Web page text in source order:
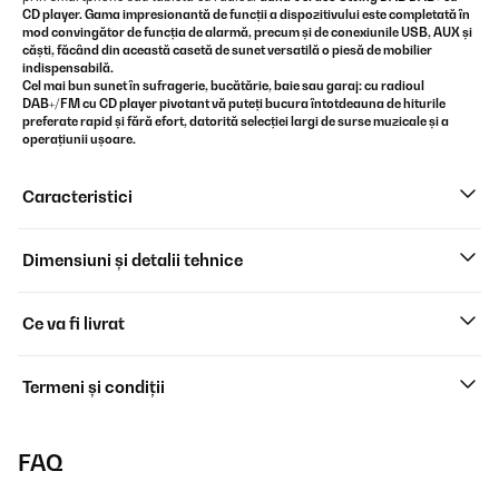
CD player. Gama impresionantă de funcții a dispozitivului este completată în
mod convingător de funcția de alarmă, precum și de conexiunile USB, AUX și
căști, făcând din această casetă de sunet versatilă o piesă de mobilier
indispensabilă.
Cel mai bun sunet în sufragerie, bucătărie, baie sau garaj: cu radioul
DAB+/FM cu CD player pivotantvă puteți bucura întotdeauna de hiturile
preferate rapid și fără efort, datorită selecției largi de surse muzicale și a
operațiunii ușoare.
Caracteristici
Dimensiuni și detalii tehnice
Ce va fi livrat
Termeni și condiții
FAQ